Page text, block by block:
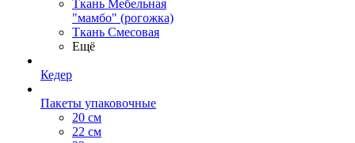
Ткань Мебельная
"мамбо" (рогожка)
Ткань Смесовая
Ещё
Кедер
Пакеты упаковочные
20 см
22 см